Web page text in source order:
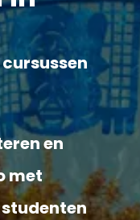
en
met